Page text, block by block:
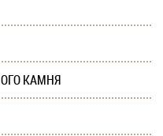
КАМНЯ